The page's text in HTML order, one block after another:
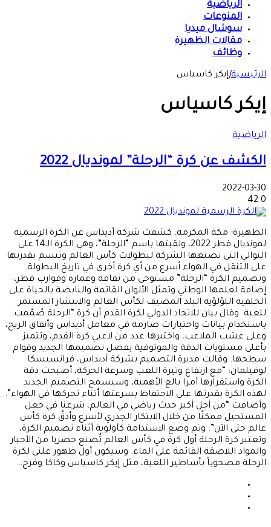
الرياضية
المنوعات
سوشال ميديا
مقالات الظهيرة
وظائف
الرئيسية|إيكر كاسياس
إيكر كاسياس
الرياضية
الكشف عن كرة “الرحلة” لمونديال 2022
2022-03-30
0
الظهيرة- مكة المكرمة: كشفت شركة أديداس عن الكرة الرسمية
لمونديال قطر 2022، ولقبتها باسم “الرحلة”، وهي الكرة الـ14 على
التوالي التي تصنعها الشركة لبطولات كأس العالم وتتسم بقدرتها
على التنقل في الهواء أسرع من أي كرة أخرى في تاريخ البطولة.
وتصميم الكرة “الرحلة” مستوحى من ثقافة وعمارة وقوارب قطر،
إضافة لعلمها الوطني وتمثل الألوان القاتمة والنابضة بالحياة على
الخلفية اللؤلؤية البلد المضيف لكأس العالم والانتشار المستمر
للعبة. وقال بيان للاتحاد الدولي لكرة القدم أن كرة “الرحلة صُمّمت
باستخدام بيانات واختبارات صارمة في معامل أديداس وأنفاق الريح،
وعلى عشب الملاعب، واختبرها عدد من لاعبي كرة القدم، وتتميز
بأعلى مستويات الدقة والموثوقية بفضل تصميمها الجديد وقوام
سطحها. وقالت مديرة التصميم بشركة أديداس، فرانسيسكا
لوفيلمان: “مع ارتفاع وتيرة اللعب وسرعة الحركة، أصبحت دقة
الكرة واستقرارها أمرا بالغ الأهمية، وسيسمح التصميم الجديد
لهذه الكرة بقدرتها على الاحتفاظ بسرعتها أثناء تحركها في الهواء”.
وأضافت “من أجل أكبر حدث رياضي في العالم، شرعنا في جعل
المستحيل ممكنًا من خلال الابتكار الجذري لأسرع وأدقّ كرة كأس
عالم حتى الآن”. وتم وضع الاستدامة كأولوية أثناء تصميم الكرة،
وتعتبر كرة الرحلة أول كرة في كأس العالم تُصنع حصريا من الأحبار
والمواد اللاصقة القائمة على الماء. وسيكون أول ظهور علني لكرة
الرحلة مصحوباً بأساطير اللعبة، مثل إيكر كاسياس وكاكا وفرح…